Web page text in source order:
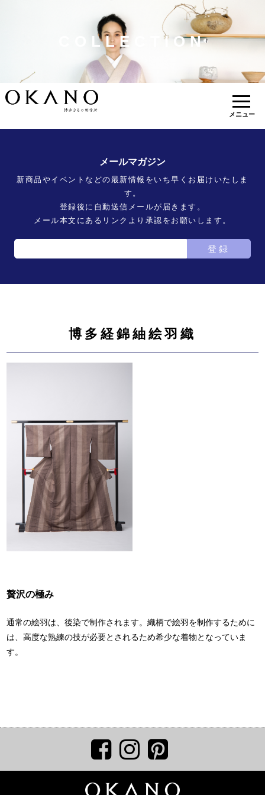
COLLECTION
メニュー
メールマガジン
新商品やイベントなどの最新情報をいち早くお届けいたしま
す。
登録後に自動送信メールが届きます。
メール本文にあるリンクより承認をお願いします。
登録
博多経錦紬絵羽織
贅沢の極み
通常の絵羽は、後染で制作されます。織柄で絵羽を制作するために
は、高度な熟練の技が必要とされるため希少な着物となっていま
す。